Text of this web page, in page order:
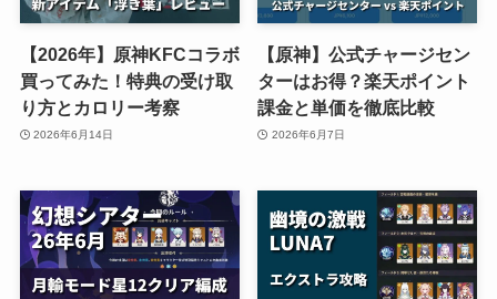
【2026年】原神KFCコラボ
買ってみた！特典の受け取
り方とカロリー考察
2026年6月14日
【原神】公式チャージセン
ターはお得？楽天ポイント
課金と単価を徹底比較
2026年6月7日